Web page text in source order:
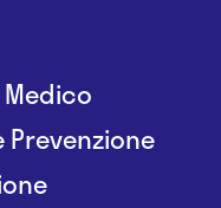
Prevenzione